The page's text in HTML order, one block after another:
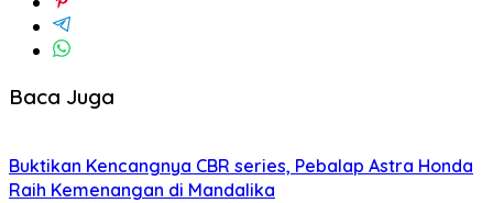
Baca Juga
Buktikan Kencangnya CBR series, Pebalap Astra Honda
Raih Kemenangan di Mandalika